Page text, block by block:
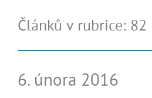
Článků v rubrice: 82
6. února 2016